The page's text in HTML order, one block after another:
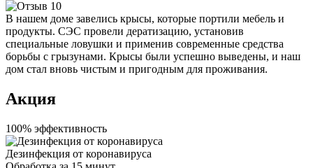
В нашем доме завелись крысы, которые портили мебель и
продукты. СЭС провели дератизацию, установив
специальные ловушки и применив современные средства
борьбы с грызунами. Крысы были успешно выведены, и наш
дом стал вновь чистым и пригодным для проживания.
Акция
100% эффективность
Дезинфекция от коронавируса